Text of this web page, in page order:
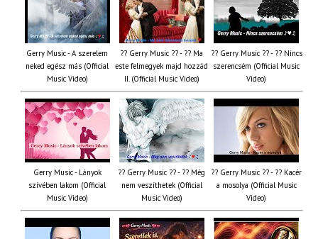
Gerry Music - A szerelem
neked egész más (Official
Music Video)
?? Gerry Music ?? - ?? Ma
este felmegyek majd hozzád
II. (Official Music Video)
?? Gerry Music ?? - ?? Nincs
szerencsém (Official Music
Video)
Gerry Music - Lányok
szívében lakom (Official
Music Video)
?? Gerry Music ?? - ?? Még
nem veszíthetek (Official
Music Video)
?? Gerry Music ?? - ?? Kacér
a mosolya (Official Music
Video)